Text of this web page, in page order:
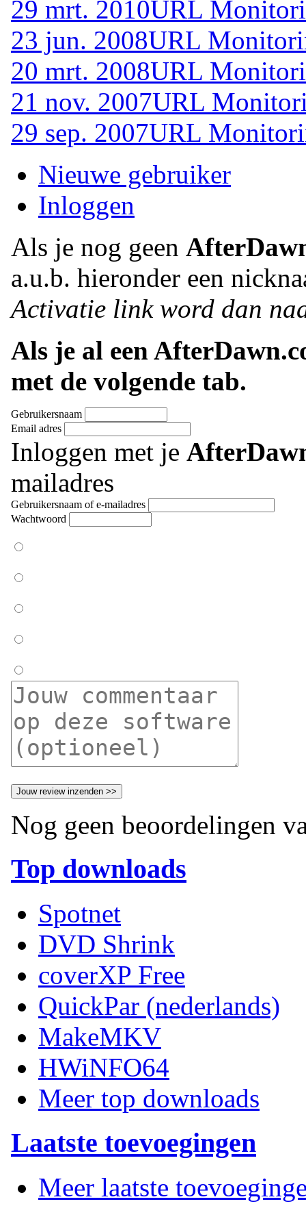
29 mrt. 2010URL
23 jun. 2008URL
20 mrt. 2008URL
21 nov. 2007URL
29 sep. 2007URL
Nieuwe gebruiker
Inloggen
Als je nog geen
a.u.b. hieronder een
Activatie link word dan
Als je al een
met de volgende tab.
Gebruikersnaam
Email adres
Inloggen met je
mailadres
Gebruikersnaam of e-mailadres
Wachtwoord
Nog geen beoordelingen
Top downloads
Spotnet
DVD Shrink
coverXP Free
QuickPar (nederlands)
MakeMKV
HWiNFO64
Meer top downloads
Laatste toevoegingen
Meer laatste